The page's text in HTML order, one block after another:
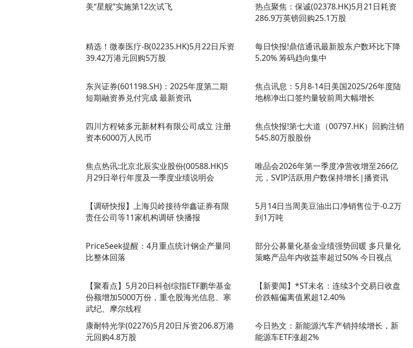
美“星舰”实施第12次试飞
热点聚焦：保诚(02378.HK)5月21日耗资
286.9万英镑回购25.1万股
精选！微泰医疗-B(02235.HK)5月22日斥资
39.42万港元回购5万股
每日快报!鼎信通讯最新股东户数环比下降
5.20% 筹码趋向集中
东兴证券(601198.SH)：2025年度第二期
短期融资券兑付完成 最新资讯
焦点讯息：5月8-14日美国2025/26年度陆
地棉净出口签约量较前周大幅增长
四川方程铱多元新材料有限公司成立 注册
资本6000万人民币
焦点快报!第七大道（00797.HK）回购注销
545.80万股股份
焦点热讯:北京北辰实业股份(00588.HK)5
月29日举行年度及一季度业绩说明会
唯品会2026年第一季度净营收增至266亿
元，SVIP活跃用户数保持增长|播资讯
【调研快报】上海贝岭接待华鑫证券有限
责任公司等11家机构调研 快播报
5月14日当周美豆油出口净销售位于-0.2万
到1万吨
PriceSeek提醒：4月重点统计钢企产量同
比整体回落
部分公募量化基金业绩强势回暖 多只量化
策略产品年内收益率超过50% 今日视点
【聚看点】5月20日科创综指ETF鹏华基金
份额增加5000万份，重仓股海光信息、寒
武纪、摩尔线程
【新要闻】*ST未名：连续3个交易日收盘
价跌幅偏离值累超12.40%
康耐特光学(02276)5月20日斥资206.8万港
元回购4.8万股
今日热文：新能源汽车产销持续增长，新
能源车ETF涨超2%